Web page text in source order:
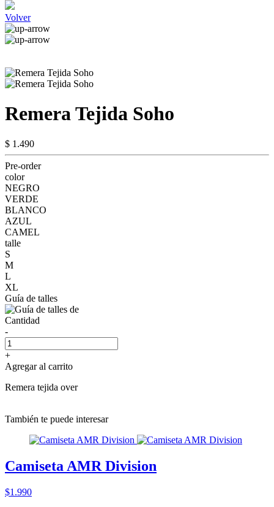
Volver
Remera Tejida Soho
$ 1.490
Pre-order
color
NEGRO
VERDE
BLANCO
AZUL
CAMEL
talle
S
M
L
XL
Guía de talles
Cantidad
-
+
Agregar al carrito
Remera tejida over
También te puede interesar
Camiseta AMR Division
$1.990